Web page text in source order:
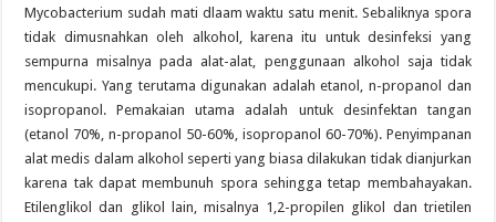
Mycobacterium sudah mati dlaam waktu satu menit. Sebaliknya spora
tidak dimusnahkan oleh alkohol, karena itu untuk desinfeksi yang
sempurna misalnya pada alat-alat, penggunaan alkohol saja tidak
mencukupi. Yang terutama digunakan adalah etanol, n-propanol dan
isopropanol. Pemakaian utama adalah untuk desinfektan tangan
(etanol 70%, n-propanol 50-60%, isopropanol 60-70%). Penyimpanan
alat medis dalam alkohol seperti yang biasa dilakukan tidak dianjurkan
karena tak dapat membunuh spora sehingga tetap membahayakan.
Etilenglikol dan glikol lain, misalnya 1,2-propilen glikol dan trietilen